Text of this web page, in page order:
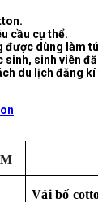
cầu cụ thể.
được dùng làm
sinh, sinh viên
du lịch đăng
Vải bố